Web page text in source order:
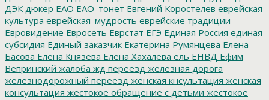
ДЭК дюкер ЕАО ЕАО_тонет Евгений Коростелев еврейская
культура еврейская_мудрость еврейские традиции
Евровидение Евросеть Еврстат ЕГЭ Единая Россия единая
субсидия Единый заказчик Екатерина Румянцева Елена
Басова Елена Князева Елена Хахалева ель ЕНВД Ефим
Вепринский жалоба жд переезд железная дорога
железнодорожный переезд женская кнсультация женская
консультация жестокое обращение с детьми жестокое